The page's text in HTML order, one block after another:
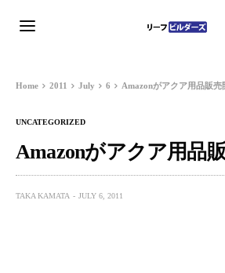
Home 2011 July 6 Amazonがアクア用品販売
UNCATEGORIZED
Amazonがアクア用品
TAKA KAMATA JULY 6, 2011